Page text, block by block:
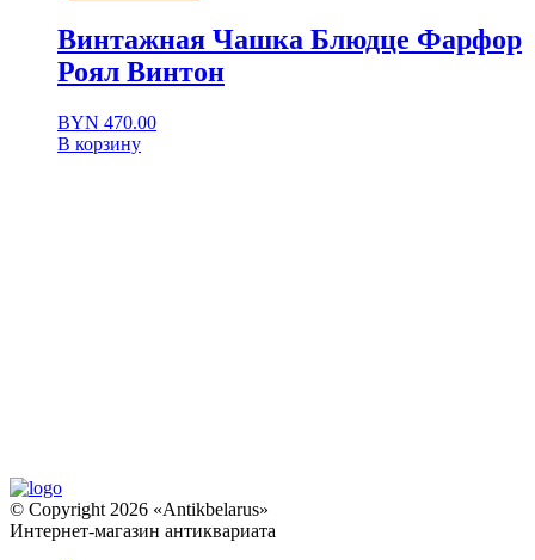
Винтажная Чашка Блюдце Фарфор
Роял Винтон
BYN 470.00
В корзину
© Copyright 2026 «Antikbelarus»
Интернет-магазин антиквариата